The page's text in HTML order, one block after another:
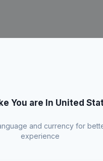
You are In United
and currency for
experience